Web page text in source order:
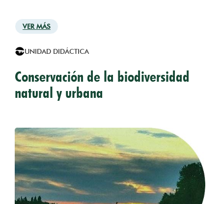
VER MÁS
UNIDAD DIDÁCTICA
Conservación de la biodiversidad
natural y urbana